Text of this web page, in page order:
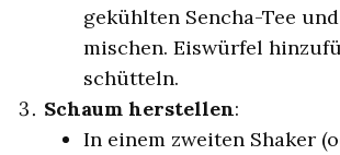
gekühlten Sencha-Tee
mischen. Eiswürfel
schütteln.
Schaum herstellen:
In einem zweiten Shaker